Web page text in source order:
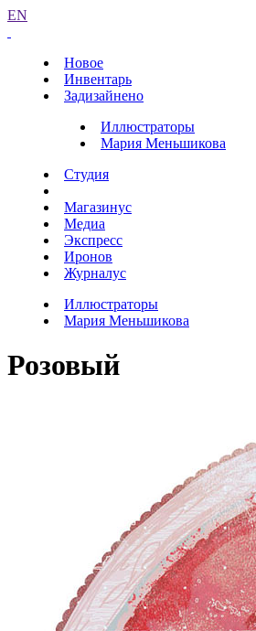
EN
Новое
Инвентарь
Задизайнено
Иллюстраторы
Мария Меньшикова
Студия
Магазинус
Медиа
Экспресс
Иронов
Журналус
Иллюстраторы
Мария Меньшикова
Розовый